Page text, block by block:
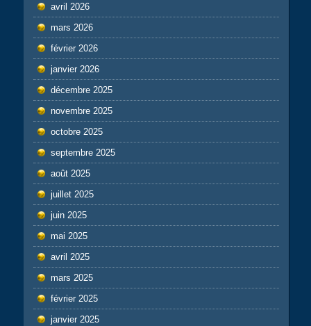
avril 2026
mars 2026
février 2026
janvier 2026
décembre 2025
novembre 2025
octobre 2025
septembre 2025
août 2025
juillet 2025
juin 2025
mai 2025
avril 2025
mars 2025
février 2025
janvier 2025